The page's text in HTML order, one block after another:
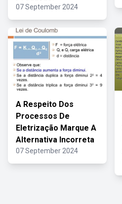
07 September 2024
A Respeito Dos
Processos De
Eletrização Marque A
Alternativa Incorreta
07 September 2024